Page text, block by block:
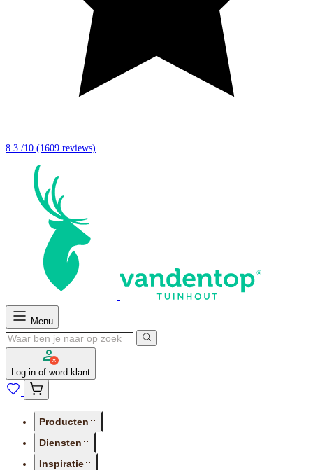
8.3 /10 (1609 reviews)
Menu
Log in of word klant
Producten
Diensten
Inspiratie